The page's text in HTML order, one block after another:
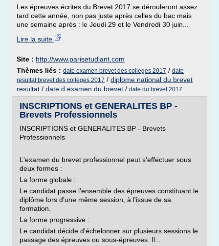
Les épreuves écrites du Brevet 2017 se dérouleront assez
tard cette année, non pas juste après celles du bac mais
une semaine après : le Jeudi 29 et le Vendredi 30 juin...
Lire la suite
Site : http://www.parisetudiant.com
Thèmes liés : date examen brevet des colleges 2017 / date
resultat brevet des colleges 2017 / diplome national du brevet
resultat / date d examen du brevet / date du brevet 2017
INSCRIPTIONS et GENERALITES BP -
Brevets Professionnels
INSCRIPTIONS et GENERALITES BP - Brevets
Professionnels
L'examen du brevet professionnel peut s'effectuer sous
deux formes :
La forme globale :
Le candidat passe l'ensemble des épreuves constituant le
diplôme lors d'une même session, à l'issue de sa
formation.
La forme progressive :
Le candidat décide d'échelonner sur plusieurs sessions le
passage des épreuves ou sous-épreuves. Il...